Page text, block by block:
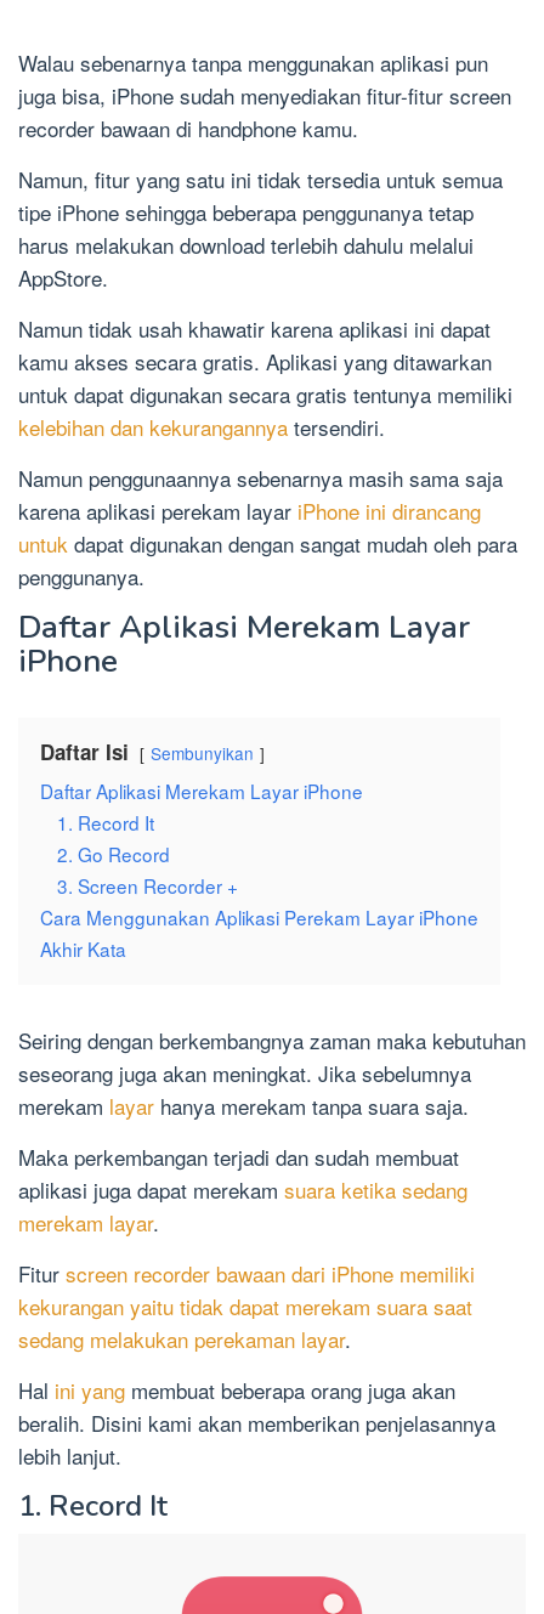
Walau sebenarnya tanpa menggunakan aplikasi pun
juga bisa, iPhone sudah menyediakan fitur-fitur screen
recorder bawaan di handphone kamu.
Namun, fitur yang satu ini tidak tersedia untuk semua
tipe iPhone sehingga beberapa penggunanya tetap
harus melakukan download terlebih dahulu melalui
AppStore.
Namun tidak usah khawatir karena aplikasi ini dapat
kamu akses secara gratis. Aplikasi yang ditawarkan
untuk dapat digunakan secara gratis tentunya memiliki
kelebihan dan kekurangannya tersendiri.
Namun penggunaannya sebenarnya masih sama saja
karena aplikasi perekam layar iPhone ini dirancang
untuk dapat digunakan dengan sangat mudah oleh para
penggunanya.
Daftar Aplikasi Merekam Layar
iPhone
Daftar Isi Sembunyikan
Daftar Aplikasi Merekam Layar iPhone
1. Record It
2. Go Record
3. Screen Recorder +
Cara Menggunakan Aplikasi Perekam Layar iPhone
Akhir Kata
Seiring dengan berkembangnya zaman maka kebutuhan
seseorang juga akan meningkat. Jika sebelumnya
merekam layar hanya merekam tanpa suara saja.
Maka perkembangan terjadi dan sudah membuat
aplikasi juga dapat merekam suara ketika sedang
merekam layar.
Fitur screen recorder bawaan dari iPhone memiliki
kekurangan yaitu tidak dapat merekam suara saat
sedang melakukan perekaman layar.
Hal ini yang membuat beberapa orang juga akan
beralih. Disini kami akan memberikan penjelasannya
lebih lanjut.
1. Record It